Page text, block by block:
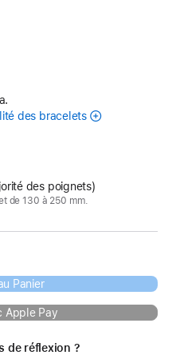
des bracelets
des poignets)
de 130 à 250 mm.
Panier
Apple Pay
de réflexion ?